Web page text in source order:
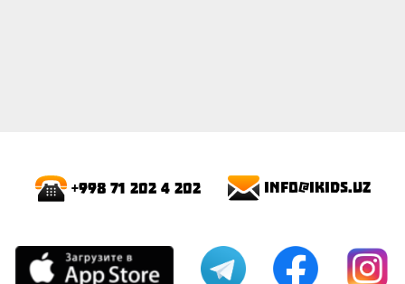
+998 71 202 4 202 info@ikids.uz